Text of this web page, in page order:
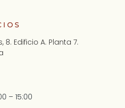
Edificio A. Planta 7.
– 15:00